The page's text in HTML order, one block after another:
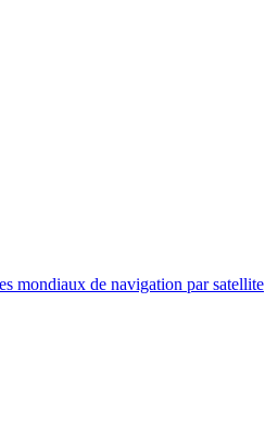
mondiaux de navigation par satellite